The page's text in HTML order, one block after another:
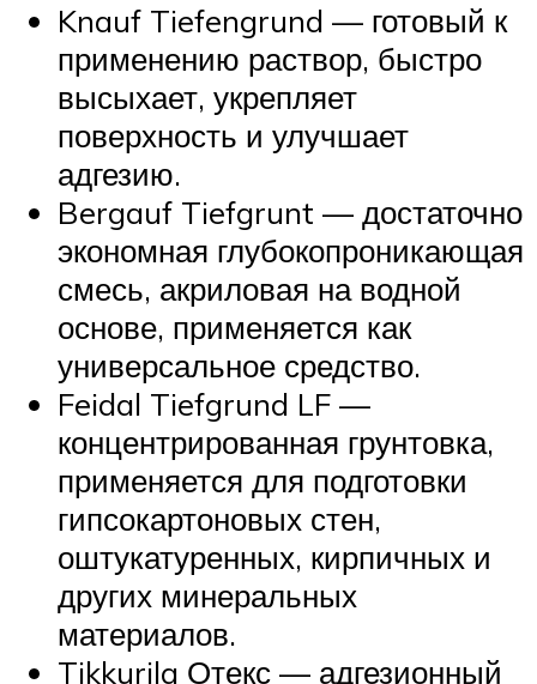
Knauf Tiefengrund — готовый к
применению раствор, быстро
высыхает, укрепляет
поверхность и улучшает
адгезию.
Bergauf Tiefgrunt — достаточно
экономная глубокопроникающая
смесь, акриловая на водной
основе, применяется как
универсальное средство.
Feidal Tiefgrund LF —
концентрированная грунтовка,
применяется для подготовки
гипсокартоновых стен,
оштукатуренных, кирпичных и
других минеральных
материалов.
Tikkurila Отекс — адгезионный